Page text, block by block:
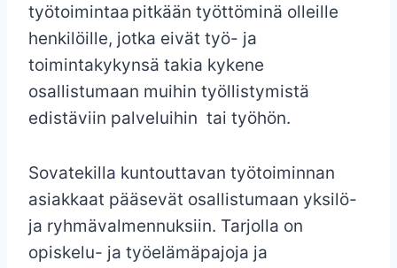
työtoimintaa pitkään työttöminä olleille
henkilöille, jotka eivät työ- ja
toimintakykynsä takia kykene
osallistumaan muihin työllistymistä
edistäviin palveluihin tai työhön.
Sovatekilla kuntouttavan työtoiminnan
asiakkaat pääsevät osallistumaan yksilö-
ja ryhmävalmennuksiin. Tarjolla on
opiskelu- ja työelämäpajoja ja